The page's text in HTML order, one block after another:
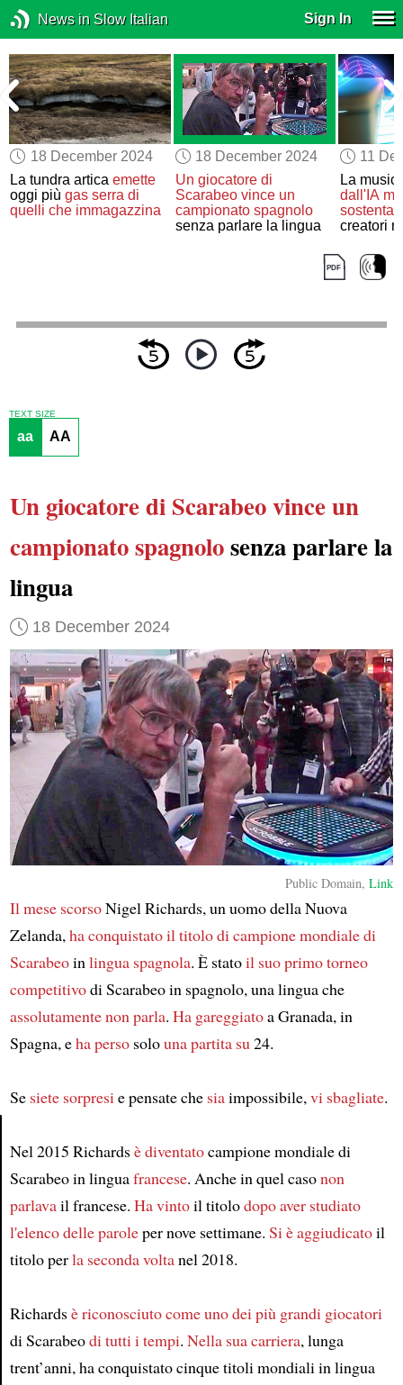
News in Slow Italian Sign In
18 December 2024
La tundra articaemette
oggi piùgas serra di
quelli che immagazzina
18 December 2024
Un giocatore di
Scarabeo vince un
campionato spagnolo
senza parlare la lingua
11
La
dall'IA
creatori
TEXT SIZE
aa AA
Un giocatore di Scarabeovince un
campionato spagnolosenza parlare la
lingua
18 December 2024
Public Domain,Link
Il mese scorsoNigel Richards, un uomo della Nuova
Zelanda,ha conquistato il titolo di campione mondiale di
Scarabeoinlingua spagnola. È statoil suo primo torneo
competitivodi Scarabeo in spagnolo, una lingua che
assolutamente non parla. Ha gareggiatoa Granada, in
Spagna, eha persosolouna partita su24.
Se siete sorpresie pensate che siaimpossibile,vi sbagliate.
Nel 2015 Richardsè diventatocampione mondiale di
Scarabeo in linguafrancese. Anche in quel casonon
parlavail francese. Ha vintoil titolodopo aver studiato
l'elenco delle paroleper nove settimane. Si è aggiudicatoil
titolo perla seconda voltanel 2018.
Richardsè riconosciuto comeuno dei più grandi giocatori
di Scarabeodi tutti i tempi. Nella sua carriera, lunga
trent’anni, ha conquistato cinque titoli mondiali in lingua